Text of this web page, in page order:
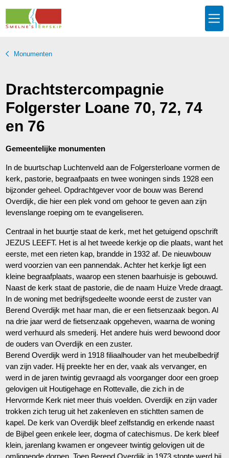
Monumenten
Drachtstercompagnie
Folgerster Loane 70, 72, 74
en 76
Gemeentelijke monumenten
In de buurtschap Luchtenveld aan de Folgersterloane vormen de
kerk, pastorie, begraafpaats en twee woningen sinds 1928 een
bijzonder geheel. Opdrachtgever voor de bouw was Berend
Overdijk, die hier een plek vond om gehoor te geven aan zijn
levenslange roeping om te evangeliseren.
Centraal in het buurtje staat de kerk, met het getuigend opschrift
JEZUS LEEFT. Het is al het tweede kerkje op die plaats, want het
eerste, met een rieten kap, brandde in 1932 af. De nieuwbouw
werd voorzien van een pannendak. Achter het kerkje ligt een
kleine begraafplaats, waarop een stenen baarhuisje is gebouwd.
Naast de kerk staat de pastorie, die de naam Huize Vrede draagt.
In de woning met bedrijfsgedeelte woonde eerst de zuster van
Berend Overdijk met haar man, die er een fietsenzaak begon. Al
na drie jaar werd de fietsenzaak opgeheven, waarna de woning
werd verhuurd als smederij. Het andere huis werd bewoond door
de ouders van Overdijk en een zuster.
Berend Overdijk werd in 1918 filiaalhouder van het meubelbedrijf
van zijn vader. Hij preekte her en der, vaak als vervanger, en
werd in de jaren twintig gevraagd als voorganger door een groep
gelovigen uit Houtigehage en Rottevalle, die zich in de
Hervormde Kerk niet meer thuis voelden. Overdijk en zijn vader
trokken zich terug uit het zakenleven en stichtten samen de
kapel. De kerk van Overdijk bleef zelfstandig en erkende naast
de Bijbel geen enkele leer, dogma of catechismus. De kerk bleef
klein, jarenlang kwamen er ongeveer twintig gelovigen uit de
omliggende dorpen. Toen Berend Overdijk in 1973 stopte werd hij